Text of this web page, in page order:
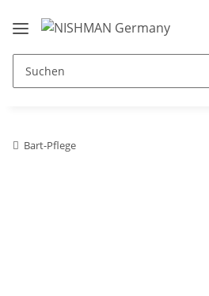
Bart-Pflege